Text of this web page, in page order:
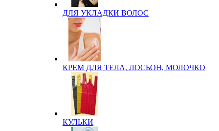
ДЛЯ УКЛАДКИ ВОЛОС
КРЕМ ДЛЯ ТЕЛА, ЛОСЬОН, МОЛОЧКО
КУЛЬКИ